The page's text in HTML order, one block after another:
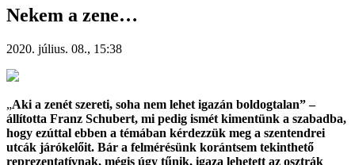
Nekem a zene…
2020. július. 08., 15:38
„Aki a zenét szereti, soha nem lehet igazán boldogtalan” –
állította Franz Schubert, mi pedig ismét kimentünk a szabadba,
hogy ezúttal ebben a témában kérdezzük meg a szentendrei
utcák járókelőit. Bár a felmérésünk korántsem tekinthető
reprezentatívnak, mégis úgy tűnik, igaza lehetett az osztrák